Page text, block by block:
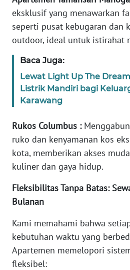
eksklusif yang menawarkan
seperti pusat kebugaran dan
outdoor, ideal untuk istirahat
Baca Juga:
Lewat Light Up The
Listrik Mandiri bagi
Karawang
Rukos Columbus :
ruko dan kenyamanan kos
kota, memberikan akses
kuliner dan gaya hidup.
Fleksibilitas Tanpa Batas:
Bulanan
Kami memahami bahwa
kebutuhan waktu yang
Apartemen memelopori
fleksibel:
SULTENG
WN
SULBAR
BABEL
WN
WN
SUMSEL
BENGKULU
LAMPUNG
WN
JATENG